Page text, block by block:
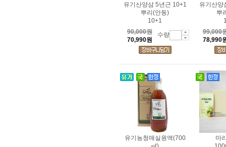
유기산양삼 5년근 10+1
뿌리(안동)
10+1
90,000원
70,990원
수량
유기산양
뿌
99,000
78,990
유기농청매실원액(700
마